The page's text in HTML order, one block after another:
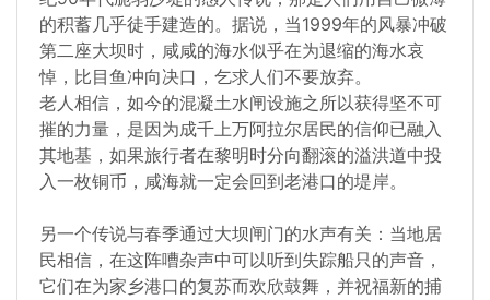
的积蓄几乎徒手建造的。据说，当1999年的风暴冲破
第二座大坝时，咸咸的海水似乎在为退缩的海水哀
悼，比目鱼冲向决口，乞求人们不要放弃。
老人相信，如今的混凝土水闸设施之所以获得坚不可
摧的力量，是因为成千上万阿拉尔居民的信仰已融入
其地基，如果旅行者在黎明时分向翻滚的溢洪道中投
入一枚铜币，咸海就一定会回到老港口的堤岸。
另一个传说与春季通过大坝闸门的水声有关：当地居
民相信，在这阵嘈杂声中可以听到失踪船只的声音，
它们在为家乡港口的复苏而欢欣鼓舞，并祝福新的捕